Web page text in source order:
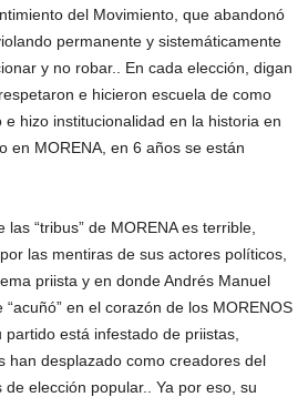
del Movimiento, que abandonó
permanente y sistemáticamente
y no robar.. En cada elección, digan
e hicieron escuela de como
hizo institucionalidad en la historia en
en MORENA, en 6 años se están
“tribus” de MORENA es terrible,
las mentiras de sus actores políticos,
priista y en donde Andrés Manuel
en el corazón de los MORENOS
está infestado de priistas,
han desplazado como creadores del
elección popular.. Ya por eso, su